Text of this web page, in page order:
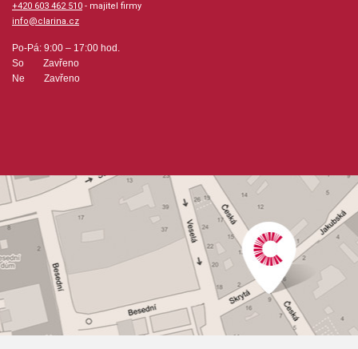
+420 603 462 510 - majitel firmy
info@clarina.cz
Po-Pá: 9:00 – 17:00 hod.
So Zavřeno
Ne Zavřeno